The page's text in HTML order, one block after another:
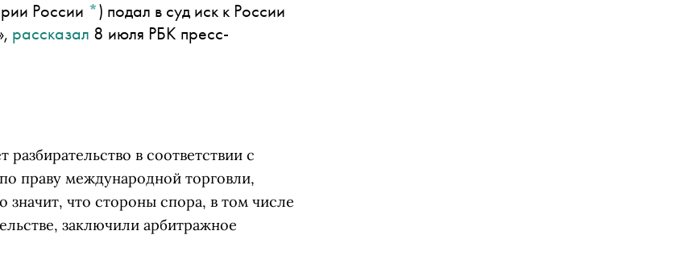
России *) подал в суд иск к России
рассказал 8 июля РБК пресс-
в соответствии с
праву международной торговли,
значит, что стороны спора, в том числе
заключили арбитражное